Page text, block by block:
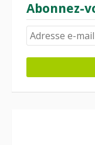
Abonnez-